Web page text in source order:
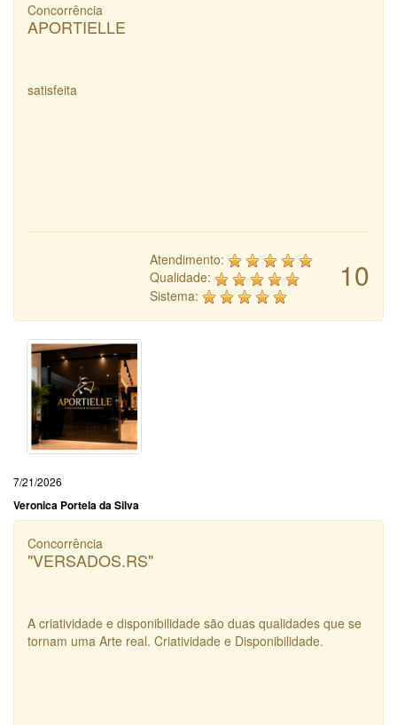
Concorrência
APORTIELLE
satisfeita
10
Atendimento:
Qualidade:
Sistema:
7/21/2026
Veronica Portela da Silva
Concorrência
"VERSADOS.RS"
A criatividade e disponibilidade são duas qualidades que se
tornam uma Arte real. Criatividade e Disponibilidade.